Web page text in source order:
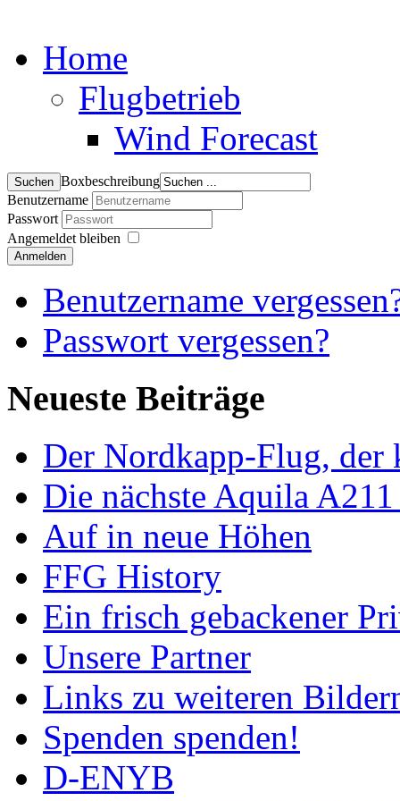
Home
Flugbetrieb
Wind Forecast
Boxbeschreibung
Benutzername
Passwort
Angemeldet bleiben
Anmelden
Benutzername
Passwort vergessen?
Neueste Beiträge
Der Nordkapp-Flug, der
Die nächste Aquila
Auf in neue Höhen
FFG History
Ein frisch gebackener
Unsere Partner
Links zu weiteren
Spenden spenden!
D-ENYB